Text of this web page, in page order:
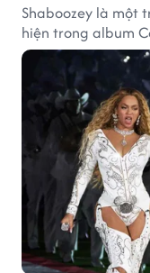
Shaboozey là một
hiện trong album